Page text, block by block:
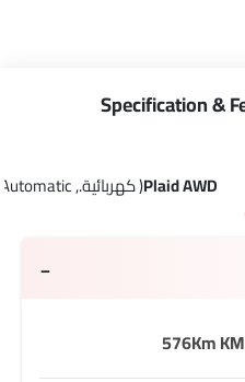
Plaid AWD( كهربائية., Automatic )
576Km KM